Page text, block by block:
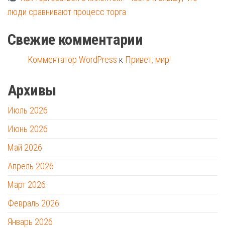
люди сравнивают процесс торга
Свежие комментарии
Комментатор WordPress к Привет, мир!
Архивы
Июль 2026
Июнь 2026
Май 2026
Апрель 2026
Март 2026
Февраль 2026
Январь 2026